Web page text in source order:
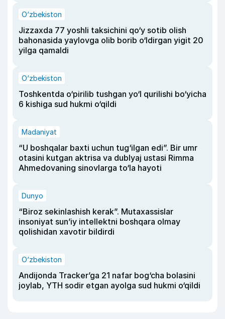
O‘zbekiston
Jizzaxda 77 yoshli taksichini qo‘y sotib olish
bahonasida yaylovga olib borib o‘ldirgan yigit 20
yilga qamaldi
O‘zbekiston
Toshkentda o‘pirilib tushgan yo‘l qurilishi bo‘yicha
6 kishiga sud hukmi o‘qildi
Madaniyat
“U boshqalar baxti uchun tug‘ilgan edi”. Bir umr
otasini kutgan aktrisa va dublyaj ustasi Rimma
Ahmedovaning sinovlarga to‘la hayoti
Dunyo
“Biroz sekinlashish kerak”. Mutaxassislar
insoniyat sun’iy intellektni boshqara olmay
qolishidan xavotir bildirdi
O‘zbekiston
Andijonda Tracker’ga 21 nafar bog‘cha bolasini
joylab, YTH sodir etgan ayolga sud hukmi o‘qildi